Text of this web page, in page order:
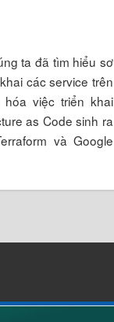
ta đã tìm hiểu sơ
các service trên
việc triển khai
as Code sinh ra
và Google